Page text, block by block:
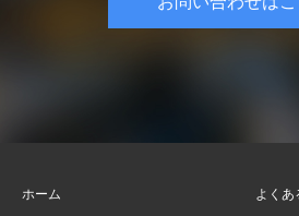
ホーム
よくあ